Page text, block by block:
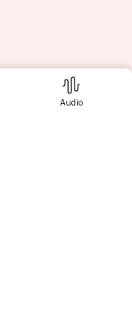
Audio